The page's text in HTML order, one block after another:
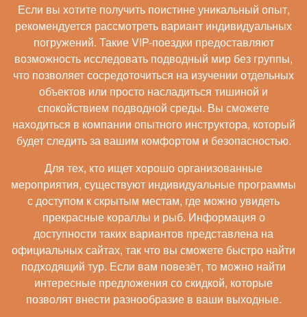
Если вы хотите получить поистине уникальный опыт,
рекомендуется рассмотреть вариант индивидуальных
погружений. Такие VIP-поездки предоставляют
возможность исследовать подводный мир без группы,
что позволяет сосредоточиться на изучении отдельных
объектов или просто насладиться тишиной и
спокойствием подводной среды. Вы сможете
находиться в компании опытного инструктора, который
будет следить за вашим комфортом и безопасностью.
Для тех, кто ищет хорошо организованные
мероприятия, существуют индивидуальные программы
с доступом к скрытым местам, где можно увидеть
прекрасные кораллы и рыб. Информация о
доступности таких вариантов представлена на
официальных сайтах, так что вы сможете быстро найти
подходящий тур. Если вам повезёт, то можно найти
интересные предложения со скидкой, которые
позволят внести разнообразие в ваши выходные.